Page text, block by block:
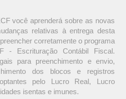
você aprenderá sobre as novas
relativas à entrega desta
corretamente o programa
- Escrituração Contábil Fiscal.
para preenchimento e envio,
dos blocos e registros
pelo Lucro Real, Lucro
isentas e imunes.